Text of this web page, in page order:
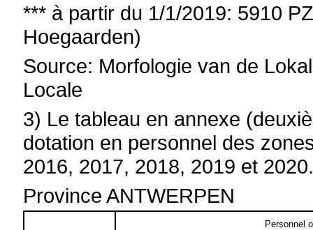
*** à partir du 1/1/2019: 5910
Hoegaarden)
Source: Morfologie van de
Locale
3) Le tableau en annexe
dotation en personnel des
2016, 2017, 2018, 2019 et
Province ANTWERPEN
Personnel